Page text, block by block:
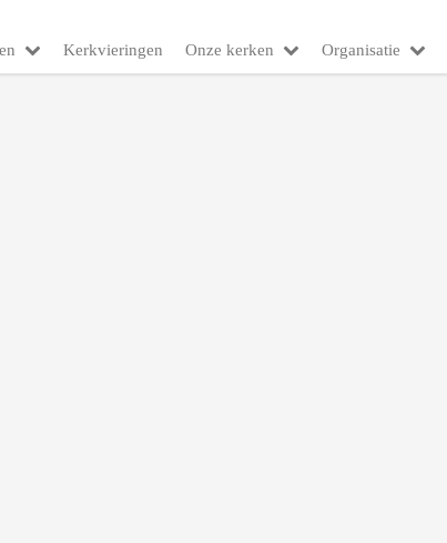
Kerkvieringen Onze kerken Organisatie